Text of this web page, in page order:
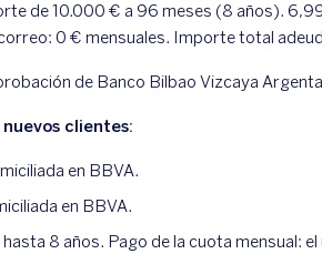
de 10.000 € a 96 meses (8 años).
0 € mensuales. Importe total
de Banco Bilbao Vizcaya
clientes:
en BBVA.
en BBVA.
8 años. Pago de la cuota mensual: el